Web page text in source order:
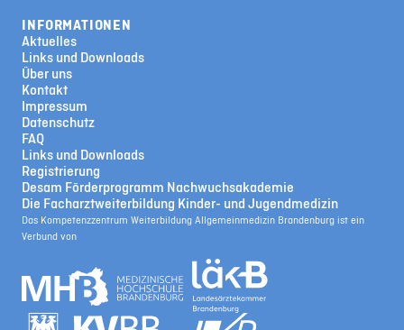
INFORMATIONEN
Aktuelles
Links und Downloads
Über uns
Kontakt
Impressum
Datenschutz
FAQ
Links und Downloads
Registrierung
Desam Förderprogramm Nachwuchsakademie
Die Facharztweiterbildung Kinder- und Jugendmedizin
Das Kompetenzzentrum Weiterbildung Allgemeinmedizin Brandenburg ist ein
Verbund von